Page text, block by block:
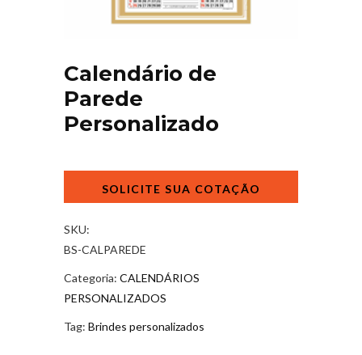
Calendário de
Parede
Personalizado
quantidade
SKU:
BS-CALPAREDE
Categoria: CALENDÁRIOS
PERSONALIZADOS
Tag: Brindes personalizados